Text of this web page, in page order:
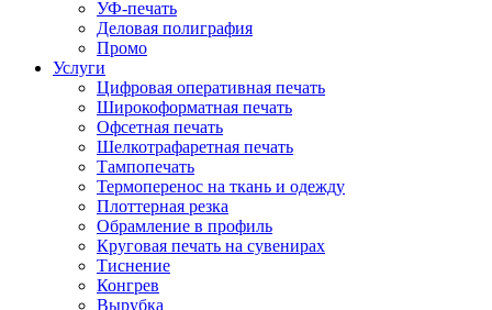
УФ-печать
Деловая полиграфия
Промо
Услуги
Цифровая оперативная печать
Широкоформатная печать
Офсетная печать
Шелкотрафаретная печать
Тампопечать
Термоперенос на ткань и одежду
Плоттерная резка
Обрамление в профиль
Круговая печать на сувенирах
Тиснение
Конгрев
Вырубка